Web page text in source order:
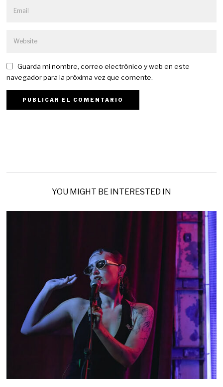
Guarda mi nombre, correo electrónico y web en este
navegador para la próxima vez que comente.
YOU MIGHT BE INTERESTED IN